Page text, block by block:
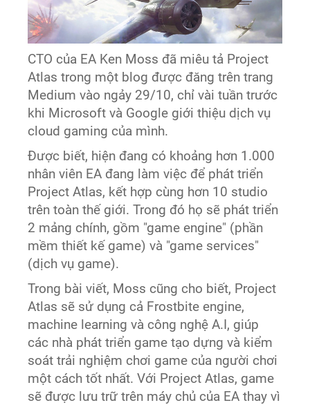
CTO của EA Ken Moss đã miêu tả Project
Atlas trong một blog được đăng trên trang
Medium vào ngảy 29/10, chỉ vài tuần trước
khi Microsoft và Google giới thiệu dịch vụ
cloud gaming của mình.
Được biết, hiện đang có khoảng hơn 1.000
nhân viên EA đang làm việc để phát triển
Project Atlas, kết hợp cùng hơn 10 studio
trên toàn thế giới. Trong đó họ sẽ phát triển
2 mảng chính, gồm "game engine" (phần
mềm thiết kế game) và "game services"
(dịch vụ game).
Trong bài viết, Moss cũng cho biết, Project
Atlas sẽ sử dụng cả Frostbite engine,
machine learning và công nghệ A.I, giúp
các nhà phát triển game tạo dựng và kiểm
soát trải nghiệm chơi game của người chơi
một cách tốt nhất. Với Project Atlas, game
sẽ được lưu trữ trên máy chủ của EA thay vì